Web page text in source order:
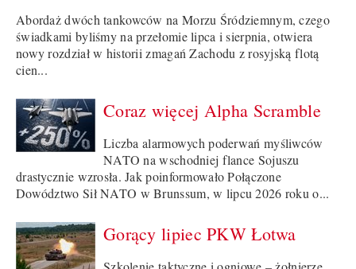
Abordaż dwóch tankowców na Morzu Śródziemnym, czego
świadkami byliśmy na przełomie lipca i sierpnia, otwiera
nowy rozdział w historii zmagań Zachodu z rosyjską flotą
cien...
Coraz więcej Alpha Scramble
Liczba alarmowych poderwań myśliwców
NATO na wschodniej flance Sojuszu
drastycznie wzrosła. Jak poinformowało Połączone
Dowództwo Sił NATO w Brunssum, w lipcu 2026 roku o...
Gorący lipiec PKW Łotwa